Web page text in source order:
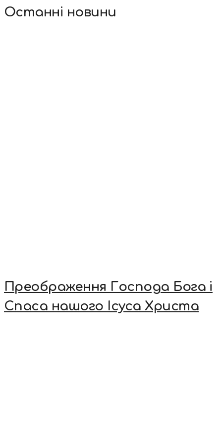
Останні новини
Преображення Господа Бога і
Спаса нашого Ісуса Христа